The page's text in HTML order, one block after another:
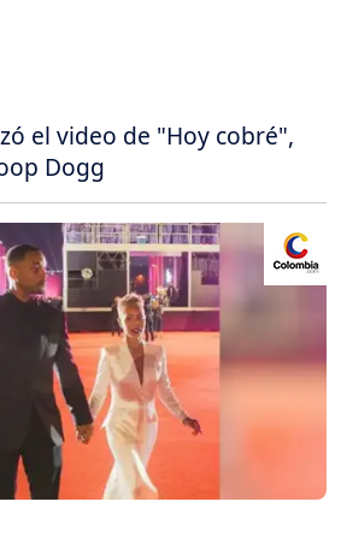
el video de "Hoy cobré",
Dogg